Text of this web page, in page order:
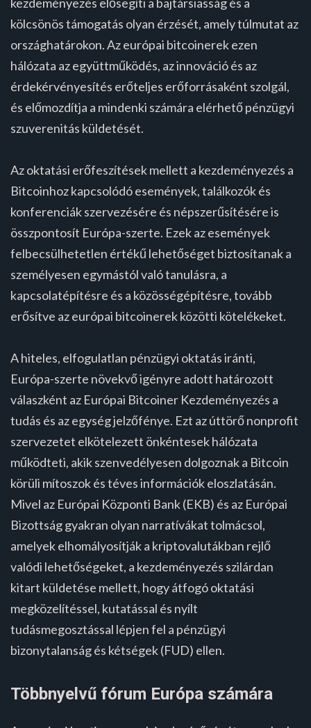
kölcsönös támogatás olyan érzését, amely túlmutat az
országhatárokon. Az európai bitcoinerek ezen
hálózata az együttműködés, az innováció és az
érdekérvényesítés erőteljes erőforrásaként szolgál,
és előmozdítja a mindenki számára elérhető pénzügyi
szuverenitás küldetését.
Az oktatási erőfeszítések mellett a kezdeményezés a
Bitcoinhoz kapcsolódó események, találkozók és
konferenciák szervezésére és népszerűsítésére is
összpontosít Európa-szerte. Ezek az események
felbecsülhetetlen értékű lehetőséget biztosítanak a
személyesen egymástól való tanulásra, a
kapcsolatépítésre és a közösségépítésre, tovább
erősítve az európai bitcoinerek közötti kötelékeket.
A hiteles, elfogulatlan pénzügyi oktatás iránti,
Európa-szerte növekvő igényre adott határozott
válaszként az Európai Bitcoiner Kezdeményezés a
tudás és az egység jelzőfénye. Ezt az úttörő nonprofit
szervezetet elkötelezett önkéntesek hálózata
működteti, akik szenvedélyesen dolgoznak a Bitcoin
körüli mítoszok és téves információk eloszlatásán.
Mivel az Európai Központi Bank (EKB) és az Európai
Bizottság gyakran olyan narratívákat tolmácsol,
amelyek elhomályosítják a kriptovalutákban rejlő
valódi lehetőségeket, a kezdeményezés szilárdan
kitart küldetése mellett, hogy átfogó oktatási
megközelítéssel, kutatással és nyílt
tudásmegosztással lépjen fel a pénzügyi
bizonytalanság és kétségek (FUD) ellen.
Többnyelvű fórum Európa számára